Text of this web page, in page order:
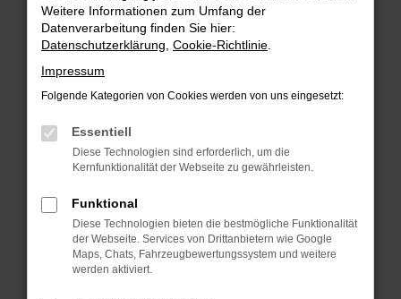
Fehler: Network Error
Beim Laden ist ein Fehler aufgetreten.
Hier sind ein paar Tipps, die dir helfen können:
Überprüfe deine Firewall und deine
Laden andere Webseiten, zum Beispiel
deine Suchmaschine?
Prüfe deine Browsererweiterungen.
Manche Erweiterungen, wie Werbeblocker,
Weitere Informationen zum Umfang der
Datenverarbeitung finden Sie hier:
Datenschutzerklärung Cookie-Richtlinie
Impressum
Folgende Kategorien von Cookies werden von uns eingesetzt:
Essentiell
Diese Technologien sind erforderlich, um die
Kernfunktionalität der Webseite zu gewährleisten.
Funktional
Diese Technologien bieten die bestmögliche Funktionalität
der Webseite. Services von Drittanbietern wie Google
Maps, Chats, Fahrzeugbewertungssystem und weitere
werden aktiviert.